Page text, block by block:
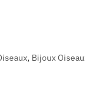
, Bijoux